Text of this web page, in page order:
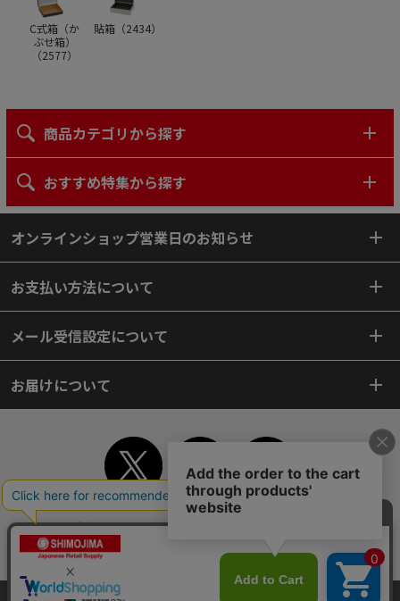
C式箱（か
ぶせ箱）
（2577）
貼箱（2434）
商品カテゴリから探す
おすすめ特集から探す
オンラインショップ営業日のお知らせ
お支払い方法について
メール受信設定について
お届けについて
TOP 初めてご利用のお客様へ
個人情報保護方針
よくあるご質問
お問い合わせ
ピンポイントサーチ
サイトマップ
WEBカタログ 英語版TOP